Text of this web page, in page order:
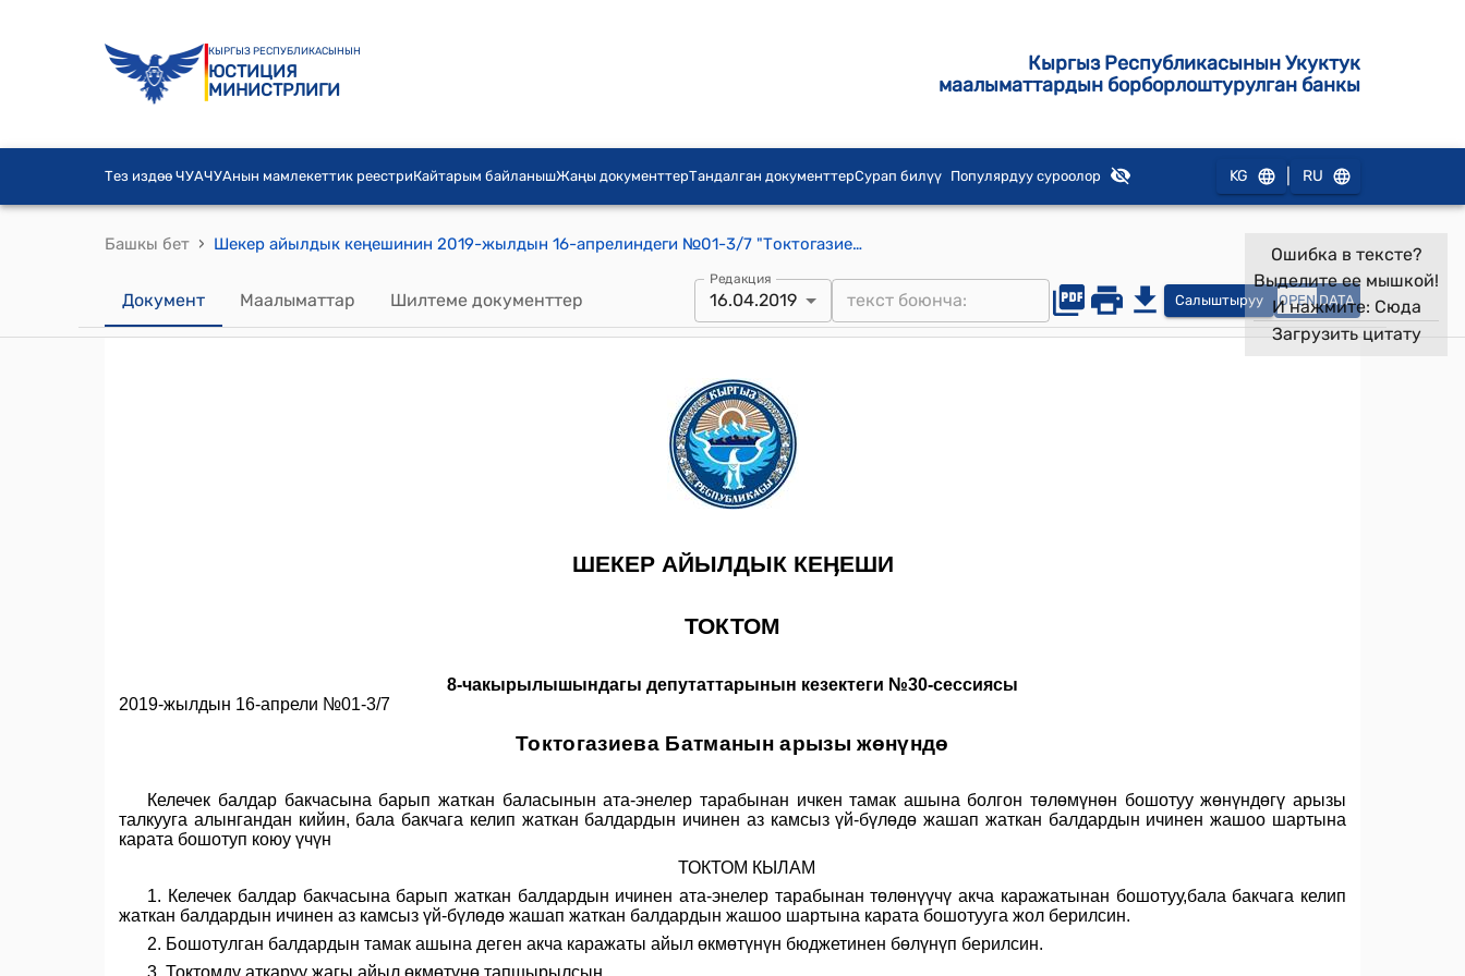
КЫРГЫЗ РЕСПУБЛИКАСЫНЫН
ЮСТИЦИЯ
МИНИСТРЛИГИ
Кыргыз Республикасынын Укуктук
маалыматтардын борборлоштурулган банкы
Тез издөө ЧУАЧУАнын мамлекеттик реестриКайтарым байланышЖаңы документтерТандалган документтерСурап билүү Популярдуу суроолор KG RU
Башкы бет › Шекер айылдык кеңешинин 2019-жылдын 16-апрелиндеги №01-3/7 "Токтогазиева Батманын арызы жөнүндө" токтому
Документ Маалыматтар Шилтеме документтер
Редакция
16.04.2019 Салыштыруу OPEN DATA
Ошибка в тексте?
Выделите ее мышкой!
И нажмите: Сюда
Загрузить цитату